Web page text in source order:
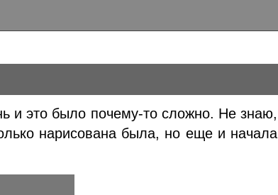
и это было почему-то сложно. Не знаю,
нарисована была, но еще и начала